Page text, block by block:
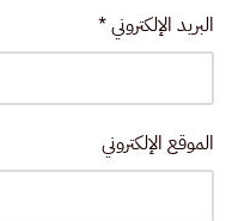
البريد الإلكتروني*
الموقع الإلكتروني